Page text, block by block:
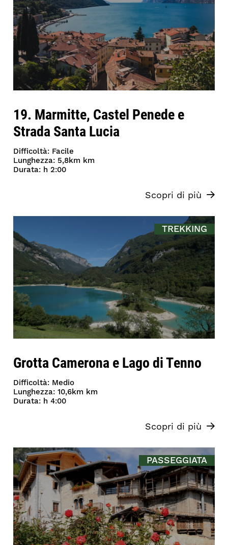
19. Marmitte, Castel Penede e
Strada Santa Lucia
Difficoltà: Facile
Lunghezza: 5,8km km
Durata: h 2:00
Scopri di più
TREKKING
Grotta Camerona e Lago di Tenno
Difficoltà: Medio
Lunghezza: 10,6km km
Durata: h 4:00
Scopri di più
PASSEGGIATA